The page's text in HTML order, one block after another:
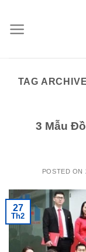
content
TAG
3 Mẫu
POSTED ON
27
Th2